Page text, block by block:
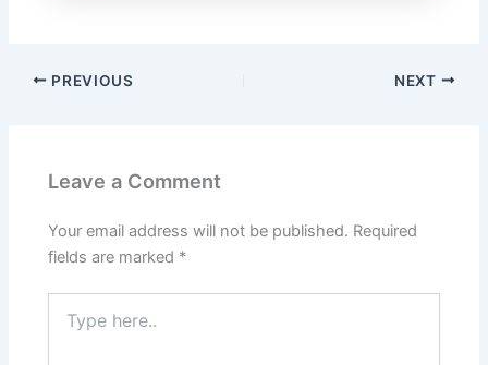
PREVIOUS NEXT
Leave a Comment
Your email address will not be published. Required
fields are marked *
here..